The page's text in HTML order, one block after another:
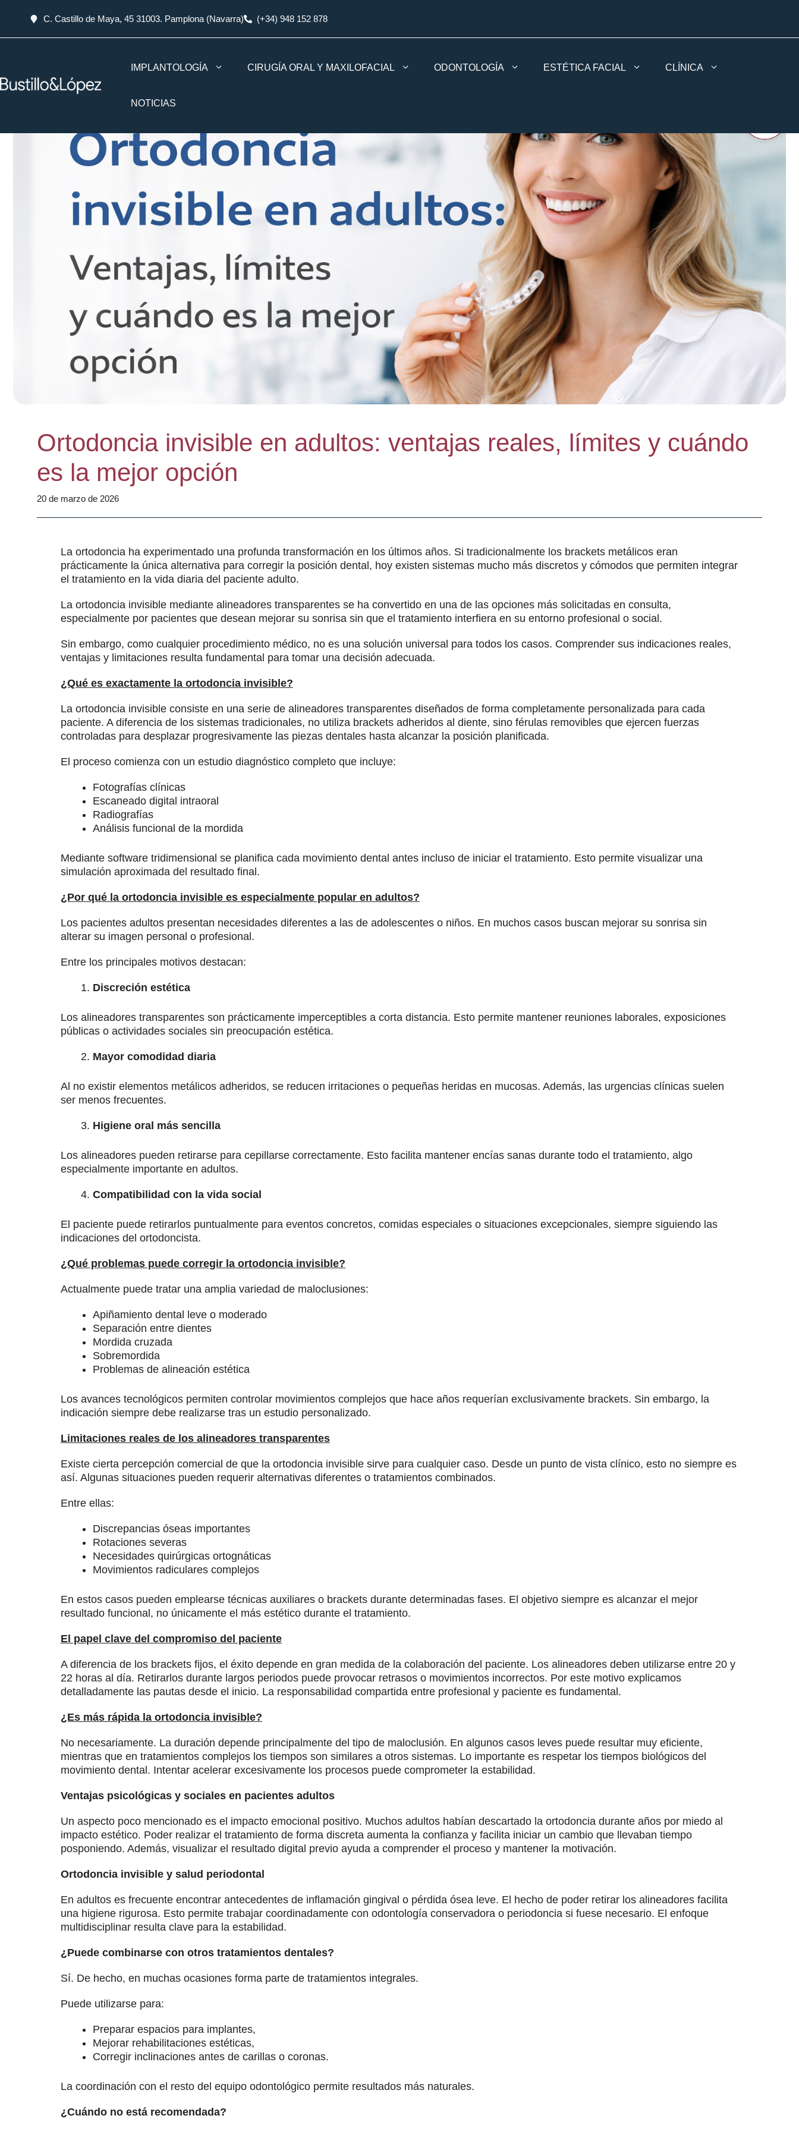
C. Castillo de Maya, 45 31003. Pamplona (Navarra) (+34) 948 152 878
IMPLANTOLOGÍA CIRUGÍA ORAL Y MAXILOFACIAL ODONTOLOGÍA ESTÉTICA FACIAL CLÍNICA
NOTICIAS
Ortodoncia invisible en adultos: ventajas reales, límites y cuándo
es la mejor opción
20 de marzo de 2026
La ortodoncia ha experimentado una profunda transformación en los últimos años. Si tradicionalmente los brackets metálicos eran
prácticamente la única alternativa para corregir la posición dental, hoy existen sistemas mucho más discretos y cómodos que permiten integrar
el tratamiento en la vida diaria del paciente adulto.
La ortodoncia invisible mediante alineadores transparentes se ha convertido en una de las opciones más solicitadas en consulta,
especialmente por pacientes que desean mejorar su sonrisa sin que el tratamiento interfiera en su entorno profesional o social.
Sin embargo, como cualquier procedimiento médico, no es una solución universal para todos los casos. Comprender sus indicaciones reales,
ventajas y limitaciones resulta fundamental para tomar una decisión adecuada.
¿Qué es exactamente la ortodoncia invisible?
La ortodoncia invisible consiste en una serie de alineadores transparentes diseñados de forma completamente personalizada para cada
paciente. A diferencia de los sistemas tradicionales, no utiliza brackets adheridos al diente, sino férulas removibles que ejercen fuerzas
controladas para desplazar progresivamente las piezas dentales hasta alcanzar la posición planificada.
El proceso comienza con un estudio diagnóstico completo que incluye:
Fotografías clínicas
Escaneado digital intraoral
Radiografías
Análisis funcional de la mordida
Mediante software tridimensional se planifica cada movimiento dental antes incluso de iniciar el tratamiento. Esto permite visualizar una
simulación aproximada del resultado final.
¿Por qué la ortodoncia invisible es especialmente popular en adultos?
Los pacientes adultos presentan necesidades diferentes a las de adolescentes o niños. En muchos casos buscan mejorar su sonrisa sin
alterar su imagen personal o profesional.
Entre los principales motivos destacan:
Discreción estética
Los alineadores transparentes son prácticamente imperceptibles a corta distancia. Esto permite mantener reuniones laborales, exposiciones
públicas o actividades sociales sin preocupación estética.
Mayor comodidad diaria
Al no existir elementos metálicos adheridos, se reducen irritaciones o pequeñas heridas en mucosas. Además, las urgencias clínicas suelen
ser menos frecuentes.
Higiene oral más sencilla
Los alineadores pueden retirarse para cepillarse correctamente. Esto facilita mantener encías sanas durante todo el tratamiento, algo
especialmente importante en adultos.
Compatibilidad con la vida social
El paciente puede retirarlos puntualmente para eventos concretos, comidas especiales o situaciones excepcionales, siempre siguiendo las
indicaciones del ortodoncista.
¿Qué problemas puede corregir la ortodoncia invisible?
Actualmente puede tratar una amplia variedad de maloclusiones:
Apiñamiento dental leve o moderado
Separación entre dientes
Mordida cruzada
Sobremordida
Problemas de alineación estética
Los avances tecnológicos permiten controlar movimientos complejos que hace años requerían exclusivamente brackets. Sin embargo, la
indicación siempre debe realizarse tras un estudio personalizado.
Limitaciones reales de los alineadores transparentes
Existe cierta percepción comercial de que la ortodoncia invisible sirve para cualquier caso. Desde un punto de vista clínico, esto no siempre es
así. Algunas situaciones pueden requerir alternativas diferentes o tratamientos combinados.
Entre ellas:
Discrepancias óseas importantes
Rotaciones severas
Necesidades quirúrgicas ortognáticas
Movimientos radiculares complejos
En estos casos pueden emplearse técnicas auxiliares o brackets durante determinadas fases. El objetivo siempre es alcanzar el mejor
resultado funcional, no únicamente el más estético durante el tratamiento.
El papel clave del compromiso del paciente
A diferencia de los brackets fijos, el éxito depende en gran medida de la colaboración del paciente. Los alineadores deben utilizarse entre 20 y
22 horas al día. Retirarlos durante largos periodos puede provocar retrasos o movimientos incorrectos. Por este motivo explicamos
detalladamente las pautas desde el inicio. La responsabilidad compartida entre profesional y paciente es fundamental.
¿Es más rápida la ortodoncia invisible?
No necesariamente. La duración depende principalmente del tipo de maloclusión. En algunos casos leves puede resultar muy eficiente,
mientras que en tratamientos complejos los tiempos son similares a otros sistemas. Lo importante es respetar los tiempos biológicos del
movimiento dental. Intentar acelerar excesivamente los procesos puede comprometer la estabilidad.
Ventajas psicológicas y sociales en pacientes adultos
Un aspecto poco mencionado es el impacto emocional positivo. Muchos adultos habían descartado la ortodoncia durante años por miedo al
impacto estético. Poder realizar el tratamiento de forma discreta aumenta la confianza y facilita iniciar un cambio que llevaban tiempo
posponiendo. Además, visualizar el resultado digital previo ayuda a comprender el proceso y mantener la motivación.
Ortodoncia invisible y salud periodontal
En adultos es frecuente encontrar antecedentes de inflamación gingival o pérdida ósea leve. El hecho de poder retirar los alineadores facilita
una higiene rigurosa. Esto permite trabajar coordinadamente con odontología conservadora o periodoncia si fuese necesario. El enfoque
multidisciplinar resulta clave para la estabilidad.
¿Puede combinarse con otros tratamientos dentales?
Sí. De hecho, en muchas ocasiones forma parte de tratamientos integrales.
Puede utilizarse para:
Preparar espacios para implantes,
Mejorar rehabilitaciones estéticas,
Corregir inclinaciones antes de carillas o coronas.
La coordinación con el resto del equipo odontológico permite resultados más naturales.
¿Cuándo no está recomendada?